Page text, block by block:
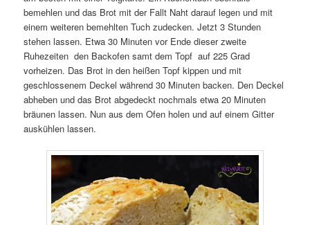
bemehlen und das Brot mit der Fallt Naht darauf legen und mit
einem weiteren bemehlten Tuch zudecken. Jetzt 3 Stunden
stehen lassen. Etwa 30 Minuten vor Ende dieser zweite
Ruhezeiten den Backofen samt dem Topf auf 225 Grad
vorheizen. Das Brot in den heißen Topf kippen und mit
geschlossenem Deckel während 30 Minuten backen. Den Deckel
abheben und das Brot abgedeckt nochmals etwa 20 Minuten
bräunen lassen. Nun aus dem Ofen holen und auf einem Gitter
auskühlen lassen.